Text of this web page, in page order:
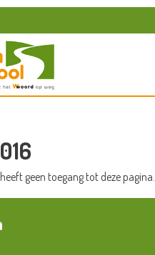
geen toegang tot deze pagina.